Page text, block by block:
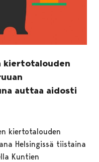
kiertotalouden
auttaa aidosti
kiertotalouden
Helsingissä tiistaina
Kuntien